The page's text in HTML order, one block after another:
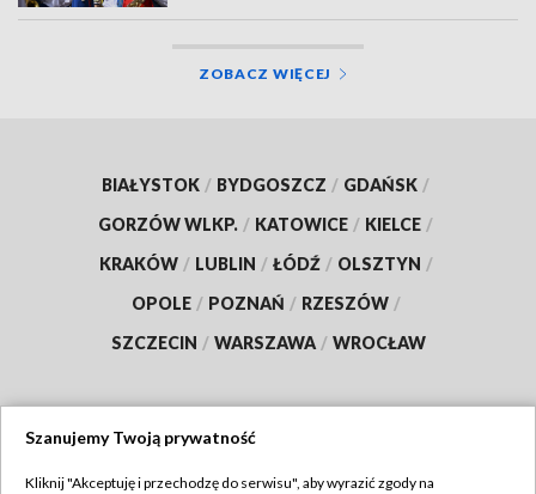
ZOBACZ WIĘCEJ
BIAŁYSTOK / BYDGOSZCZ / GDAŃSK /
GORZÓW WLKP. / KATOWICE / KIELCE /
KRAKÓW / LUBLIN / ŁÓDŹ / OLSZTYN /
OPOLE / POZNAŃ / RZESZÓW /
SZCZECIN / WARSZAWA / WROCŁAW
Szanujemy Twoją prywatność
Kliknij "Akceptuję i przechodzę do serwisu", aby wyrazić zgody na